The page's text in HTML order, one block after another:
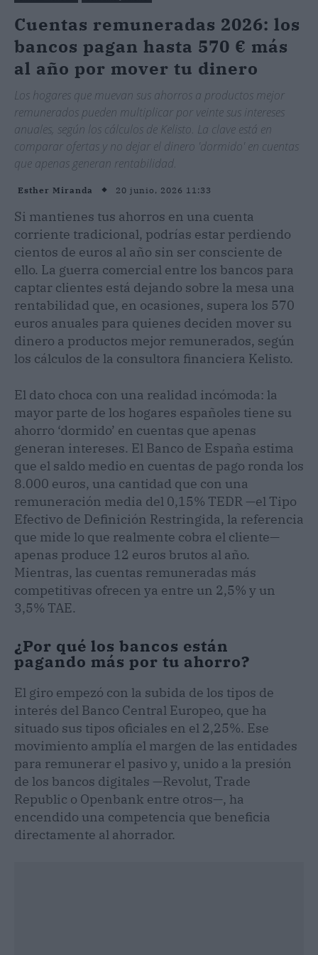
Cuentas remuneradas 2026: los
bancos pagan hasta 570 € más
al año por mover tu dinero
Los hogares que muevan sus ahorros a productos mejor
remunerados pueden multiplicar por veinte sus intereses
anuales, según los cálculos de Kelisto. La clave está en
comparar ofertas y no dejar el dinero 'dormido' en cuentas
que apenas generan rentabilidad.
Esther Miranda 20 junio, 2026 11:33
Si mantienes tus ahorros en una cuenta
corriente tradicional, podrías estar perdiendo
cientos de euros al año sin ser consciente de
ello. La guerra comercial entre los bancos para
captar clientes está dejando sobre la mesa una
rentabilidad que, en ocasiones, supera los 570
euros anuales para quienes deciden mover su
dinero a productos mejor remunerados, según
los cálculos de la consultora financiera Kelisto.
El dato choca con una realidad incómoda: la
mayor parte de los hogares españoles tiene su
ahorro ‘dormido’ en cuentas que apenas
generan intereses. El Banco de España estima
que el saldo medio en cuentas de pago ronda los
8.000 euros, una cantidad que con una
remuneración media del 0,15% TEDR —el Tipo
Efectivo de Definición Restringida, la referencia
que mide lo que realmente cobra el cliente—
apenas produce 12 euros brutos al año.
Mientras, las cuentas remuneradas más
competitivas ofrecen ya entre un 2,5% y un
3,5% TAE.
¿Por qué los bancos están
pagando más por tu ahorro?
El giro empezó con la subida de los tipos de
interés del Banco Central Europeo, que ha
situado sus tipos oficiales en el 2,25%. Ese
movimiento amplía el margen de las entidades
para remunerar el pasivo y, unido a la presión
de los bancos digitales —Revolut, Trade
Republic o Openbank entre otros—, ha
encendido una competencia que beneficia
directamente al ahorrador.